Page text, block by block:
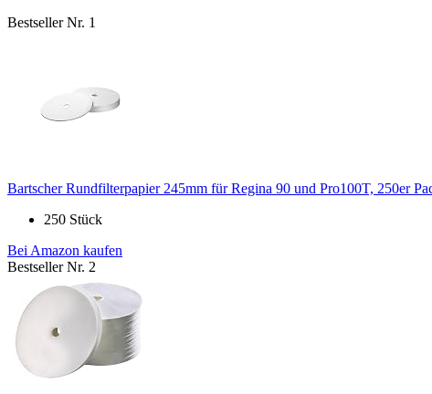
Bestseller Nr. 1
Bartscher Rundfilterpapier 245mm für Regina 90 und Pro100T, 250er
250 Stück
Bei Amazon kaufen
Bestseller Nr. 2